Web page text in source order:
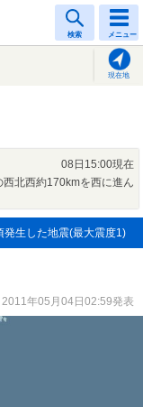
検索 メニュー
現在地
08日15:00現在
北西約170kmを西に進ん
発生した地震(最大震度1)
2011年05月04日02:59発表